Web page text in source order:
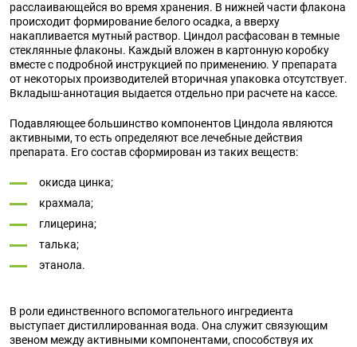
расслаивающейся во время хранения. В нижней части флакона
происходит формирование белого осадка, а вверху
накапливается мутный раствор. Циндол расфасован в темные
стеклянные флаконы. Каждый вложен в картонную коробку
вместе с подробной инструкцией по применению. У препарата
от некоторых производителей вторичная упаковка отсутствует.
Вкладыш-аннотация выдается отдельно при расчете на кассе.
Подавляющее большинство компонентов Циндола являются
активными, то есть определяют все лечебные действия
препарата. Его состав сформирован из таких веществ:
окисда цинка;
крахмала;
глицерина;
талька;
этанола.
В роли единственного вспомогательного ингредиента
выступает дистиллированная вода. Она служит связующим
звеном между активными компонентами, способствуя их